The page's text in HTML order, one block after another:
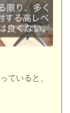
ていると、